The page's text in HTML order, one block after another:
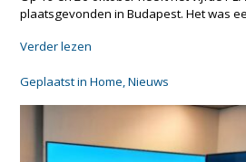
plaatsgevonden in Budapest. Het was
Verder lezen
terug
PLATINA3
Geplaatst inHome,Nieuws